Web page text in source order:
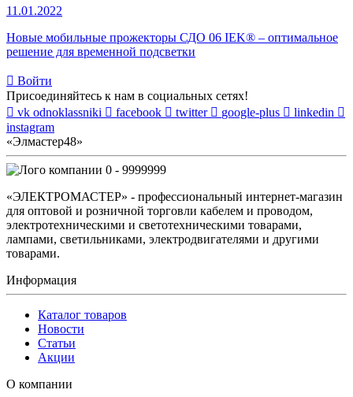
11.01.2022
Новые мобильные прожекторы СДО 06 IEK® – оптимальное
решение для временной подсветки
Войти
Присоединяйтесь к нам в социальных сетях!
vk odnoklassniki facebook twitter google-plus
linkedin
instagram
«Элмастер48»
0 - 9999999
«ЭЛЕКТРОМАСТЕР» - профессиональный интернет-магазин
для оптовой и розничной торговли кабелем и проводом,
электротехническими и светотехническими товарами,
лампами, светильниками, электродвигателями и другими
товарами.
Информация
Каталог товаров
Новости
Статьи
Акции
О компании